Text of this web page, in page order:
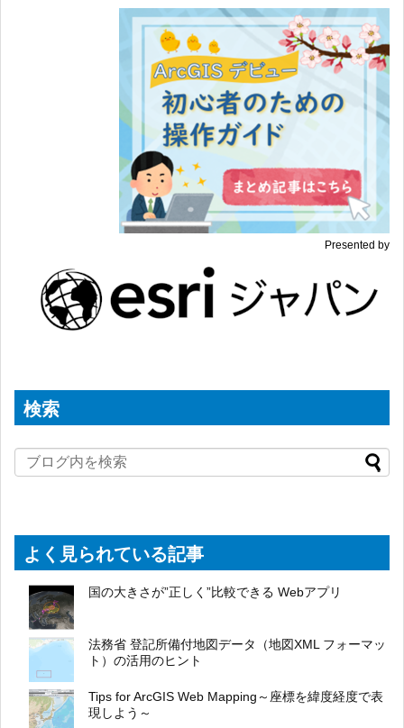
Presented by
検索
よく見られている記事
国の大きさが”正しく”比較できる Webアプリ
法務省 登記所備付地図データ（地図XML フォーマッ
ト）の活用のヒント
Tips for ArcGIS Web Mapping～座標を緯度経度で表
現しよう～